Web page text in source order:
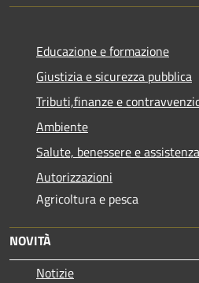
Educazione e formazione
Giustizia e sicurezza pubblica
Tributi,finanze e
Ambiente
Salute, benessere e assistenza
Autorizzazioni
Agricoltura e pesca
NOVITÀ
Notizie